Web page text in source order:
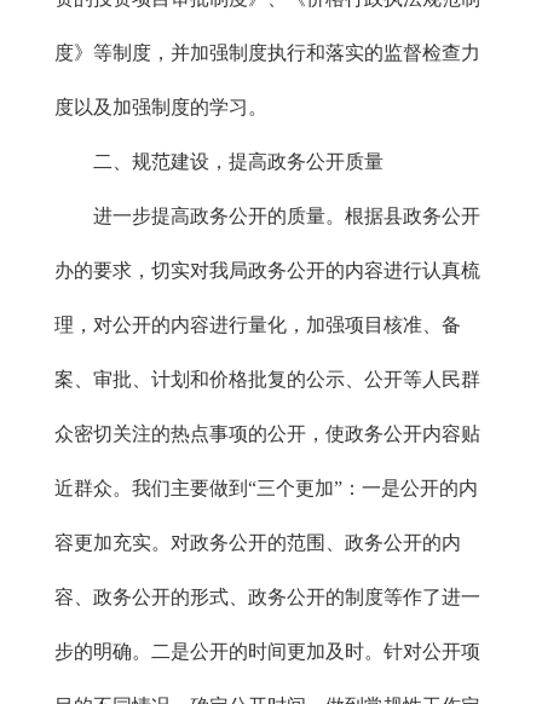
度》等制度，并加强制度执行和落实的监督检查力
度以及加强制度的学习。
二、规范建设，提高政务公开质量
进一步提高政务公开的质量。根据县政务公开
办的要求，切实对我局政务公开的内容进行认真梳
理，对公开的内容进行量化，加强项目核准、备
案、审批、计划和价格批复的公示、公开等人民群
众密切关注的热点事项的公开，使政务公开内容贴
近群众。我们主要做到“三个更加”：一是公开的内
容更加充实。对政务公开的范围、政务公开的内
容、政务公开的形式、政务公开的制度等作了进一
步的明确。二是公开的时间更加及时。针对公开项